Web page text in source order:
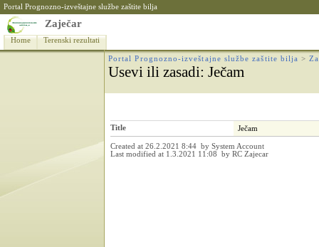
Portal Prognozno-izveštajne službe zaštite bilja
Zaječar
Home Terenski rezultati
Portal Prognozno-izveštajne službe zaštite bilja >
Usevi ili zasadi: Ječam
Title Ječam
Created at 26.2.2021 8:44 by System Account
Last modified at 1.3.2021 11:08 by RC Zajecar